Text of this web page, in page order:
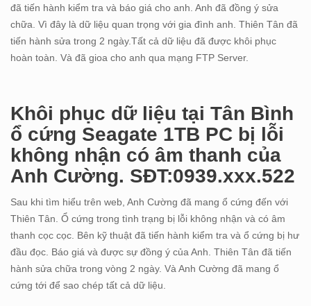
đã tiến hành kiểm tra và báo giá cho anh. Anh đã đồng ý sửa
chữa. Vì đây là dữ liệu quan trọng với gia đình anh. Thiên Tân đã
tiến hành sửa trong 2 ngày.Tất cả dữ liệu đã được khôi phục
hoàn toàn. Và đã gioa cho anh qua mạng FTP Server.
Khôi phục dữ liệu tại Tân Bình
ổ cứng Seagate 1TB PC bị lỗi
không nhận có âm thanh của
Anh Cường. SĐT:0939.xxx.522
Sau khi tìm hiểu trên web, Anh Cường đã mang ổ cứng đến với
Thiên Tân. Ổ cứng trong tình trạng bị lỗi không nhận và có âm
thanh cọc cọc. Bên kỹ thuật đã tiến hành kiểm tra và ổ cứng bị hư
đầu đọc. Báo giá và được sự đồng ý của Anh. Thiên Tân đã tiến
hành sửa chữa trong vòng 2 ngày. Và Anh Cường đã mang ổ
cứng tới để sao chép tất cả dữ liệu.